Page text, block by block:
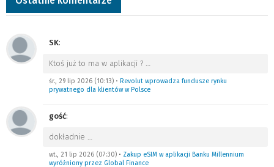
SK:
Ktoś już to ma w aplikacji ? …
śr., 29 lip 2026 (10:13) • Revolut wprowadza fundusze rynku
prywatnego dla klientów w Polsce
gość:
dokładnie …
wt., 21 lip 2026 (07:30) • Zakup eSIM w aplikacji Banku Millennium
wyróżniony przez Global Finance